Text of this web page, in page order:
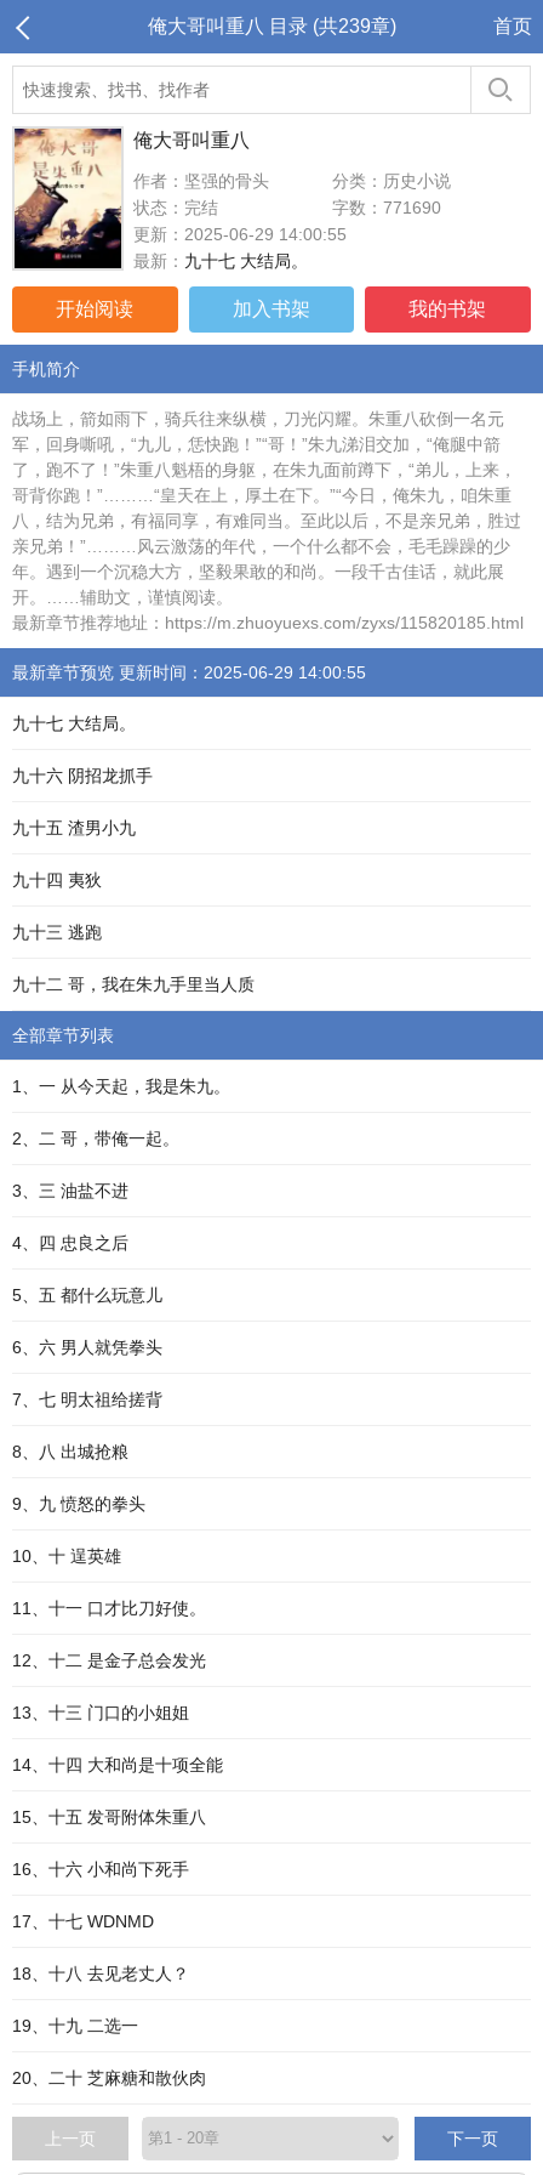
俺大哥叫重八 目录 (共239章) 首页
俺大哥叫重八
作者：坚强的骨头
分类：历史小说
状态：完结
字数：771690
更新：2025-06-29 14:00:55
最新： 九十七 大结局。
开始阅读 加入书架 我的书架
手机简介
战场上，箭如雨下，骑兵往来纵横，刀光闪耀。朱重八砍倒一名元
军，回身嘶吼，“九儿，恁快跑！”“哥！”朱九涕泪交加，“俺腿中箭
了，跑不了！”朱重八魁梧的身躯，在朱九面前蹲下，“弟儿，上来，
哥背你跑！”………“皇天在上，厚土在下。”“今日，俺朱九，咱朱重
八，结为兄弟，有福同享，有难同当。至此以后，不是亲兄弟，胜过
亲兄弟！”………风云激荡的年代，一个什么都不会，毛毛躁躁的少
年。遇到一个沉稳大方，坚毅果敢的和尚。一段千古佳话，就此展
开。……辅助文，谨慎阅读。
最新章节推荐地址：https://m.zhuoyuexs.com/zyxs/115820185.html
最新章节预览 更新时间：2025-06-29 14:00:55
九十七 大结局。
九十六 阴招龙抓手
九十五 渣男小九
九十四 夷狄
九十三 逃跑
九十二 哥，我在朱九手里当人质
全部章节列表
1、一 从今天起，我是朱九。
2、二 哥，带俺一起。
3、三 油盐不进
4、四 忠良之后
5、五 都什么玩意儿
6、六 男人就凭拳头
7、七 明太祖给搓背
8、八 出城抢粮
9、九 愤怒的拳头
10、十 逞英雄
11、十一 口才比刀好使。
12、十二 是金子总会发光
13、十三 门口的小姐姐
14、十四 大和尚是十项全能
15、十五 发哥附体朱重八
16、十六 小和尚下死手
17、十七 WDNMD
18、十八 去见老丈人？
19、十九 二选一
20、二十 芝麻糖和散伙肉
上一页 下一页